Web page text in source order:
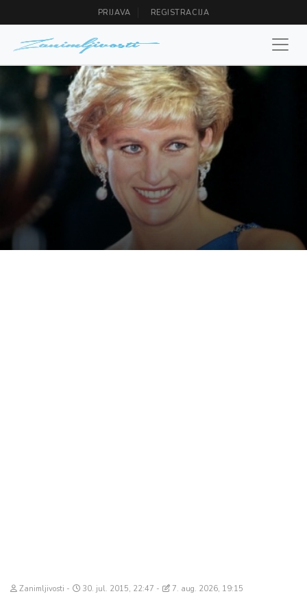
PRIJAVA REGISTRACIJA
Zanimljivosti 30. jul. 2015, 22:47 7. aug. 2026, 19:15